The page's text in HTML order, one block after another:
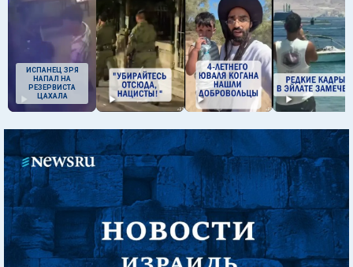
ИСПАНЕЦ ЗРЯ
НАПАЛ НА
РЕЗЕРВИСТА
ЦАХАЛА